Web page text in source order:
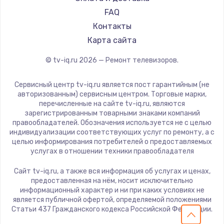
Замена видеокарты
1600 руб.
Заказать
880 руб.
Заказать
Замена видеочипа
2745 руб.
Замена северного моста
2600 руб.
Hiper
Grundig
HITACHI
Yandex
National
iFFALCON
Tuvio
Nord
BenQ
FAQ
Контакты
Карта сайта
© tv-iq.ru 2026 — Ремонт телевизоров.
Сервисный центр tv-iq.ru является пост гарантийным (не
авторизованным) сервисным центром. Торговые марки,
перечисленные на сайте tv-iq.ru, являются
зарегистрированным товарными знаками компаний
правообладателей. Обозначения используется не с целью
индивидуализации соответствующих услуг по ремонту, а с
целью информирования потребителей о предоставляемых
услугах в отношении техники правообладателя
Сайт tv-iq.ru, а также вся информация об услугах и ценах,
предоставленная на нём, носит исключительно
информационный характер и ни при каких условиях не
является публичной офертой, определяемой положениями
Статьи 437 Гражданского кодекса Российской Федерации.